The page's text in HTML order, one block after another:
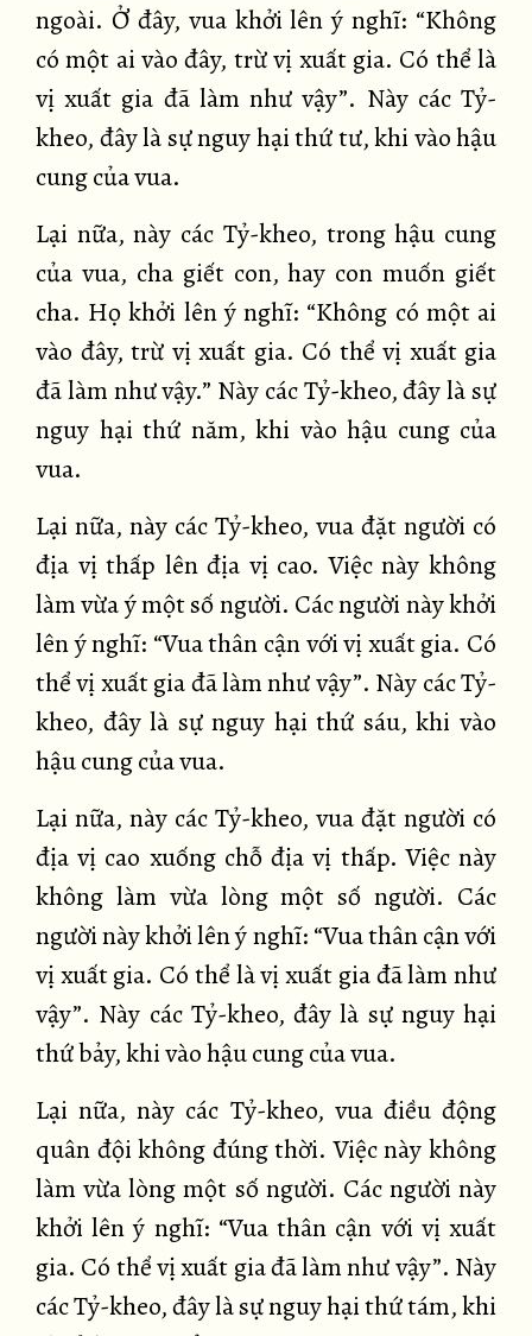
ngoài. Ở đây, vua khởi lên ý nghĩ: “Không
có một ai vào đây, trừ vị xuất gia. Có thể là
vị xuất gia đã làm như vậy”. Này các Tỷ-
kheo, đây là sự nguy hại thứ tư, khi vào hậu
cung của vua.
Lại nữa, này các Tỷ-kheo, trong hậu cung
của vua, cha giết con, hay con muốn giết
cha. Họ khởi lên ý nghĩ: “Không có một ai
vào đây, trừ vị xuất gia. Có thể vị xuất gia
đã làm như vậy.” Này các Tỷ-kheo, đây là sự
nguy hại thứ năm, khi vào hậu cung của
vua.
Lại nữa, này các Tỷ-kheo, vua đặt người có
địa vị thấp lên địa vị cao. Việc này không
làm vừa ý một số người. Các người này khởi
lên ý nghĩ: “Vua thân cận với vị xuất gia. Có
thể vị xuất gia đã làm như vậy”. Này các Tỷ-
kheo, đây là sự nguy hại thứ sáu, khi vào
hậu cung của vua.
Lại nữa, này các Tỷ-kheo, vua đặt người có
địa vị cao xuống chỗ địa vị thấp. Việc này
không làm vừa lòng một số người. Các
người này khởi lên ý nghĩ: “Vua thân cận với
vị xuất gia. Có thể là vị xuất gia đã làm như
vậy”. Này các Tỷ-kheo, đây là sự nguy hại
thứ bảy, khi vào hậu cung của vua.
Lại nữa, này các Tỷ-kheo, vua điều động
quân đội không đúng thời. Việc này không
làm vừa lòng một số người. Các người này
khởi lên ý nghĩ: “Vua thân cận với vị xuất
gia. Có thể vị xuất gia đã làm như vậy”. Này
các Tỷ-kheo, đây là sự nguy hại thứ tám, khi